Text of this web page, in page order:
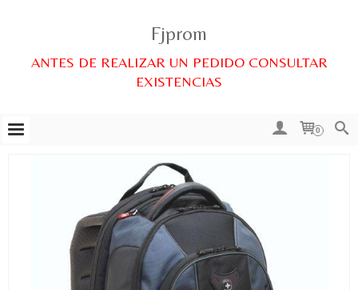
Fjprom
ANTES DE REALIZAR UN PEDIDO CONSULTAR
EXISTENCIAS
0